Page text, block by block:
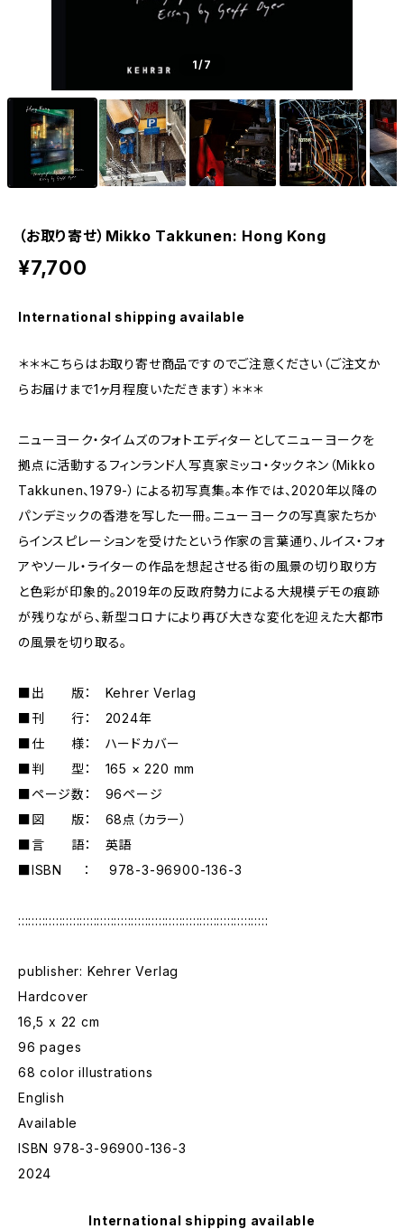
1/7
（お取り寄せ）Mikko Takkunen: Hong Kong
¥7,700
International shipping available
＊＊＊こちらはお取り寄せ商品ですのでご注意ください（ご注文か
らお届けまで1ヶ月程度いただきます）＊＊＊
ニューヨーク・タイムズのフォトエディターとしてニューヨークを
拠点に活動するフィンランド人写真家ミッコ・タックネン（Mikko
Takkunen、1979-）による初写真集。本作では、2020年以降の
パンデミックの香港を写した一冊。ニューヨークの写真家たちか
らインスピレーションを受けたという作家の言葉通り、ルイス・フォ
アやソール・ライターの作品を想起させる街の風景の切り取り方
と色彩が印象的。2019年の反政府勢力による大規模デモの痕跡
が残りながら、新型コロナにより再び大きな変化を迎えた大都市
の風景を切り取る。
■出 版： Kehrer Verlag
■刊 行： 2024年
■仕 様： ハードカバー
■判 型： 165 × 220 mm
■ページ数： 96ページ
■図 版： 68点（カラー）
■言 語： 英語
■ISBN ： 978-3-96900-136-3
:::::::::::::::::::::::::::::::::::::::::::::::::::::::::::::::::::::::::
publisher: Kehrer Verlag
Hardcover
16,5 x 22 cm
96 pages
68 color illustrations
English
Available
ISBN 978-3-96900-136-3
2024
International shipping available